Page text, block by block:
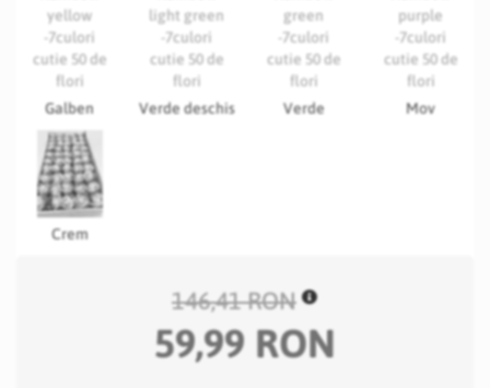
Galben Verde deschis Verde Mov
Crem
146,41 RON
59,99 RON